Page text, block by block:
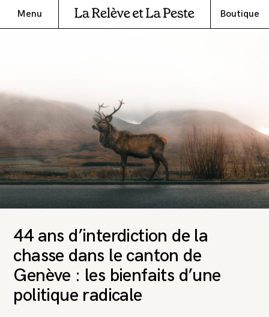
Menu Boutique
44 ans d’interdiction de la
chasse dans le canton de
Genève : les bienfaits d’une
politique radicale